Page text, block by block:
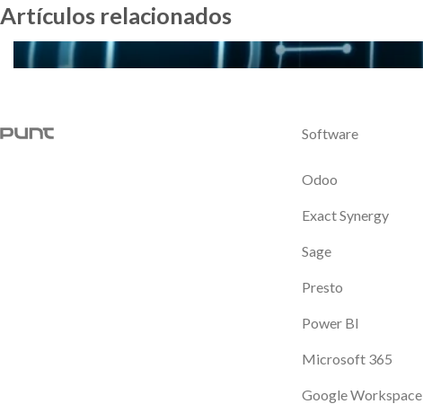
Artículos relacionados
Software
Odoo
Exact Synergy
Sage
Presto
Power BI
Microsoft 365
Google Workspace